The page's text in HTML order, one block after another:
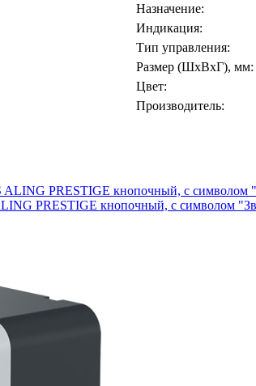
Назначение:
Индикация:
Тип управления:
Размер (ШхВхГ), мм:
Цвет:
Производитель:
PRESTIGE кнопочный, с символом